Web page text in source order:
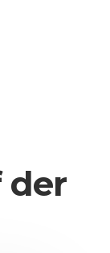
der